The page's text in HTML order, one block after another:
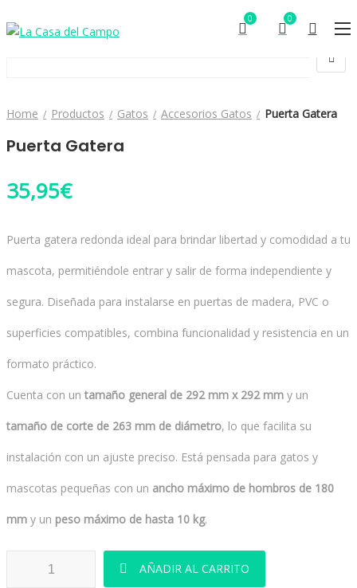
0 0
Home Productos Gatos Accesorios Gatos Puerta Gatera
Puerta Gatera
35,95€
Puerta gatera redonda ideal para brindar libertad y comodidad a tu
mascota, permitiéndole entrar y salir de forma independiente y
segura. Diseñada para instalarse en puertas de madera, PVC o
superficies compatibles, combina funcionalidad y resistencia en un
formato práctico.
Cuenta con untamaño general de 292 mm x 292 mm y un
tamaño de corte de 263 mm de diámetro, lo que facilita su
instalación con un ajuste preciso. Está pensada para gatos y
mascotas pequeñas con un ancho máximo de hombros de 180
mm y un peso máximo de hasta 10 kg.
AÑADIR AL CARRITO